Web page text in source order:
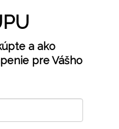
a ako
pre Vášho